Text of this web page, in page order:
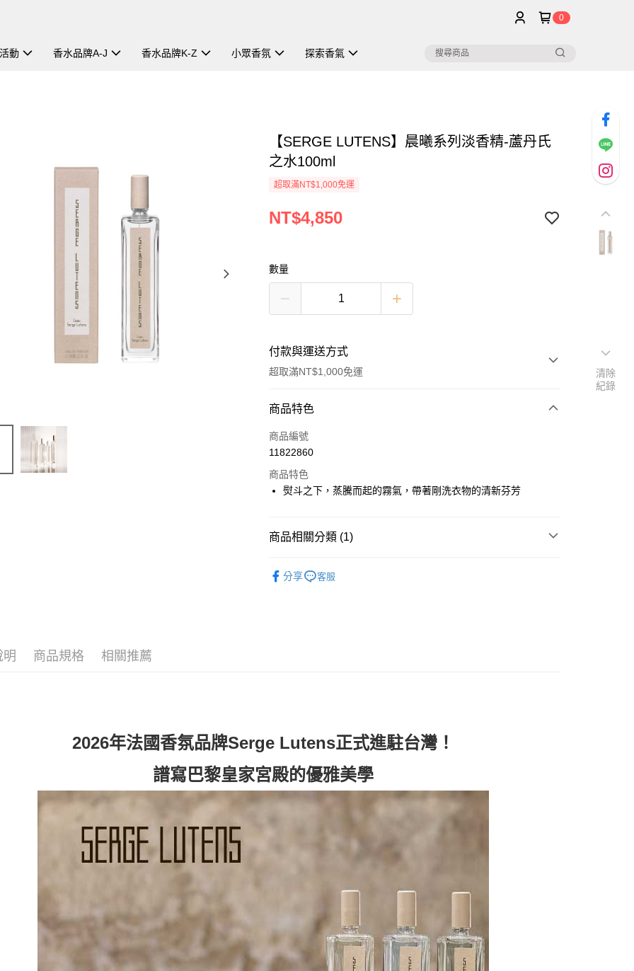
0
動 香水品牌A-J 香水品牌K-Z 小眾香氛 探索香氣
【SERGE LUTENS】晨曦系列淡香精-蘆丹氏
之水100ml
超取滿NT$1,000免運
NT$4,850
數量
付款與運送方式
超取滿NT$1,000免運
付款方式
信用卡一次付款
付款後全家取貨
付款後萊爾富取貨
商品特色
商品編號
11822860
商品特色
熨斗之下，蒸騰而起的霧氣，帶著剛洗衣物的清新芬芳
商品相關分類 (1)
分享
客服
明 商品規格 相關推薦
2026年法國香氛品牌Serge Lutens正式進駐台灣！
譜寫巴黎皇家宮殿的優雅美學
清除
紀錄